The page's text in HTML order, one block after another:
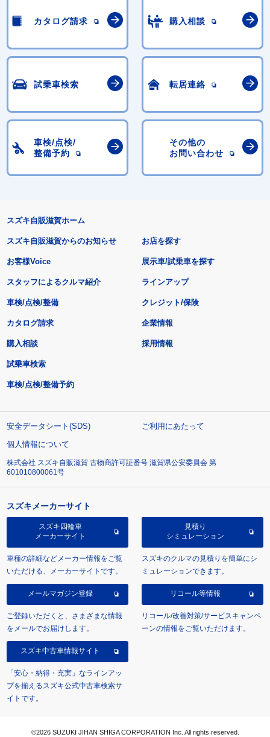
カタログ請求 購入相談
試乗車検索 転居連絡
車検/点検/
整備予約
その他の
お問い合わせ
スズキ自販滋賀ホーム
スズキ自販滋賀からのお知らせ
お客様Voice
スタッフによるクルマ紹介
お店を探す
展示車/試乗車を探す
ラインアップ
車検/点検/整備 クレジット/保険
カタログ請求
購入相談
試乗車検索
車検/点検/整備予約
企業情報
採用情報
安全データシート(SDS)
ご利用にあたって
個人情報について
株式会社 スズキ自販滋賀 古物商許可証番号 滋賀県公安委員会 第
601010800061号
スズキメーカーサイト
スズキ四輪車
メーカーサイト
車種の詳細などメーカー情報をご覧
いただける、メーカーサイトです。
見積り
シミュレーション
スズキのクルマの見積りを簡単にシ
ミュレーションできます。
メールマガジン登録
ご登録いただくと、さまざまな情報
をメールでお届けします。
リコール等情報
リコール/改善対策/サービスキャンペ
ーンの情報をご覧いただけます。
スズキ中古車情報サイト
「安心・納得・充実」なラインアッ
プを揃えるスズキ公式中古車検索サ
イトです。
©2026 SUZUKI JIHAN SHIGA CORPORATION Inc. All rights reserved.